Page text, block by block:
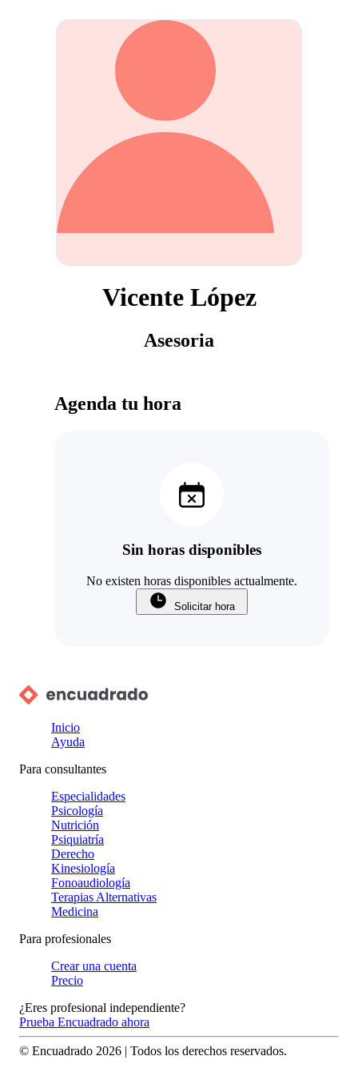
Vicente López
Asesoria
Agenda tu hora
Sin horas disponibles
No existen horas disponibles actualmente.
Solicitar hora
Inicio
Ayuda
Para consultantes
Especialidades
Psicología
Nutrición
Psiquiatría
Derecho
Kinesiología
Fonoaudiología
Terapias Alternativas
Medicina
Para profesionales
Crear una cuenta
Precio
¿Eres profesional independiente?
Prueba Encuadrado ahora
© Encuadrado 2026 | Todos los derechos reservados.